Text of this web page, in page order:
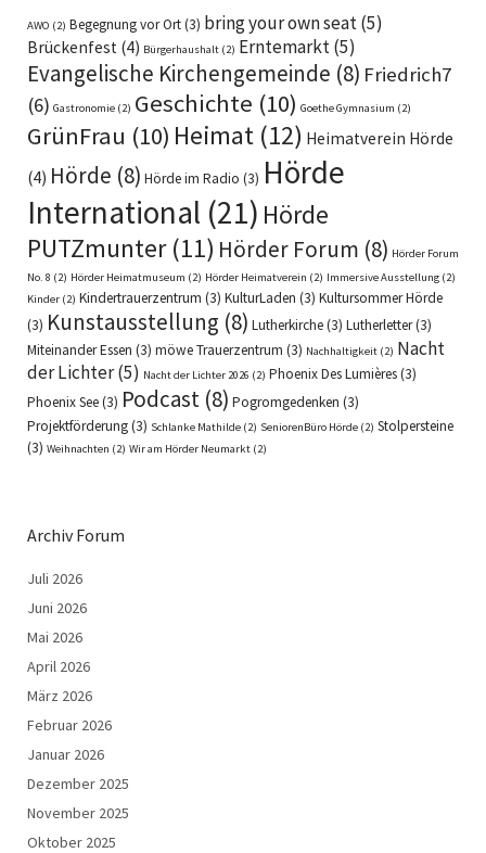
AWO (2) Begegnung vor Ort(3) bring your own seat(5)
Brückenfest (4) Bürgerhaushalt (2) Erntemarkt(5)
Evangelische Kirchengemeinde (8) Friedrich7
(6) Gastronomie (2) Geschichte (10) Goethe Gymnasium (2)
GrünFrau (10) Heimat (12) Heimatverein Hörde
(4) Hörde (8) Hörde im Radio (3) Hörde
International (21) Hörde
PUTZmunter(11) Hörder Forum (8) Hörder Forum
No. 8 (2) Hörder Heimatmuseum (2) Hörder Heimatverein (2) Immersive Ausstellung (2)
Kinder (2) Kindertrauerzentrum (3) KulturLaden (3) Kultursommer Hörde
(3) Kunstausstellung (8) Lutherkirche(3) Lutherletter(3)
Miteinander Essen (3) möwe Trauerzentrum (3) Nachhaltigkeit (2) Nacht
der Lichter(5) Nacht der Lichter 2026 (2) Phoenix Des Lumières(3)
Phoenix See(3) Podcast (8) Pogromgedenken (3)
Projektförderung(3) Schlanke Mathilde (2) SeniorenBüro Hörde (2) Stolpersteine
(3) Weihnachten (2) Wir am Hörder Neumarkt (2)
Archiv Forum
Juli 2026
Juni 2026
Mai 2026
April 2026
März 2026
Februar 2026
Januar 2026
Dezember 2025
November 2025
Oktober 2025